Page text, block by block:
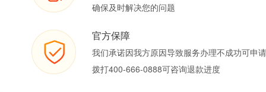
确保及时解决您的问题
官方保障
我们承诺因我方原因导致服务办理不成功可申
拨打400-666-0888可咨询退款进度